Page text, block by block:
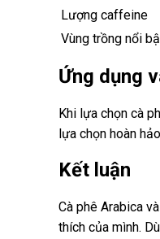
Lượng caffeine
Vùng trồng nổi
Ứng dụng
Khi lựa chọn cà
lựa chọn hoàn
Kết luận
Cà phê Arabica
thích của mình.